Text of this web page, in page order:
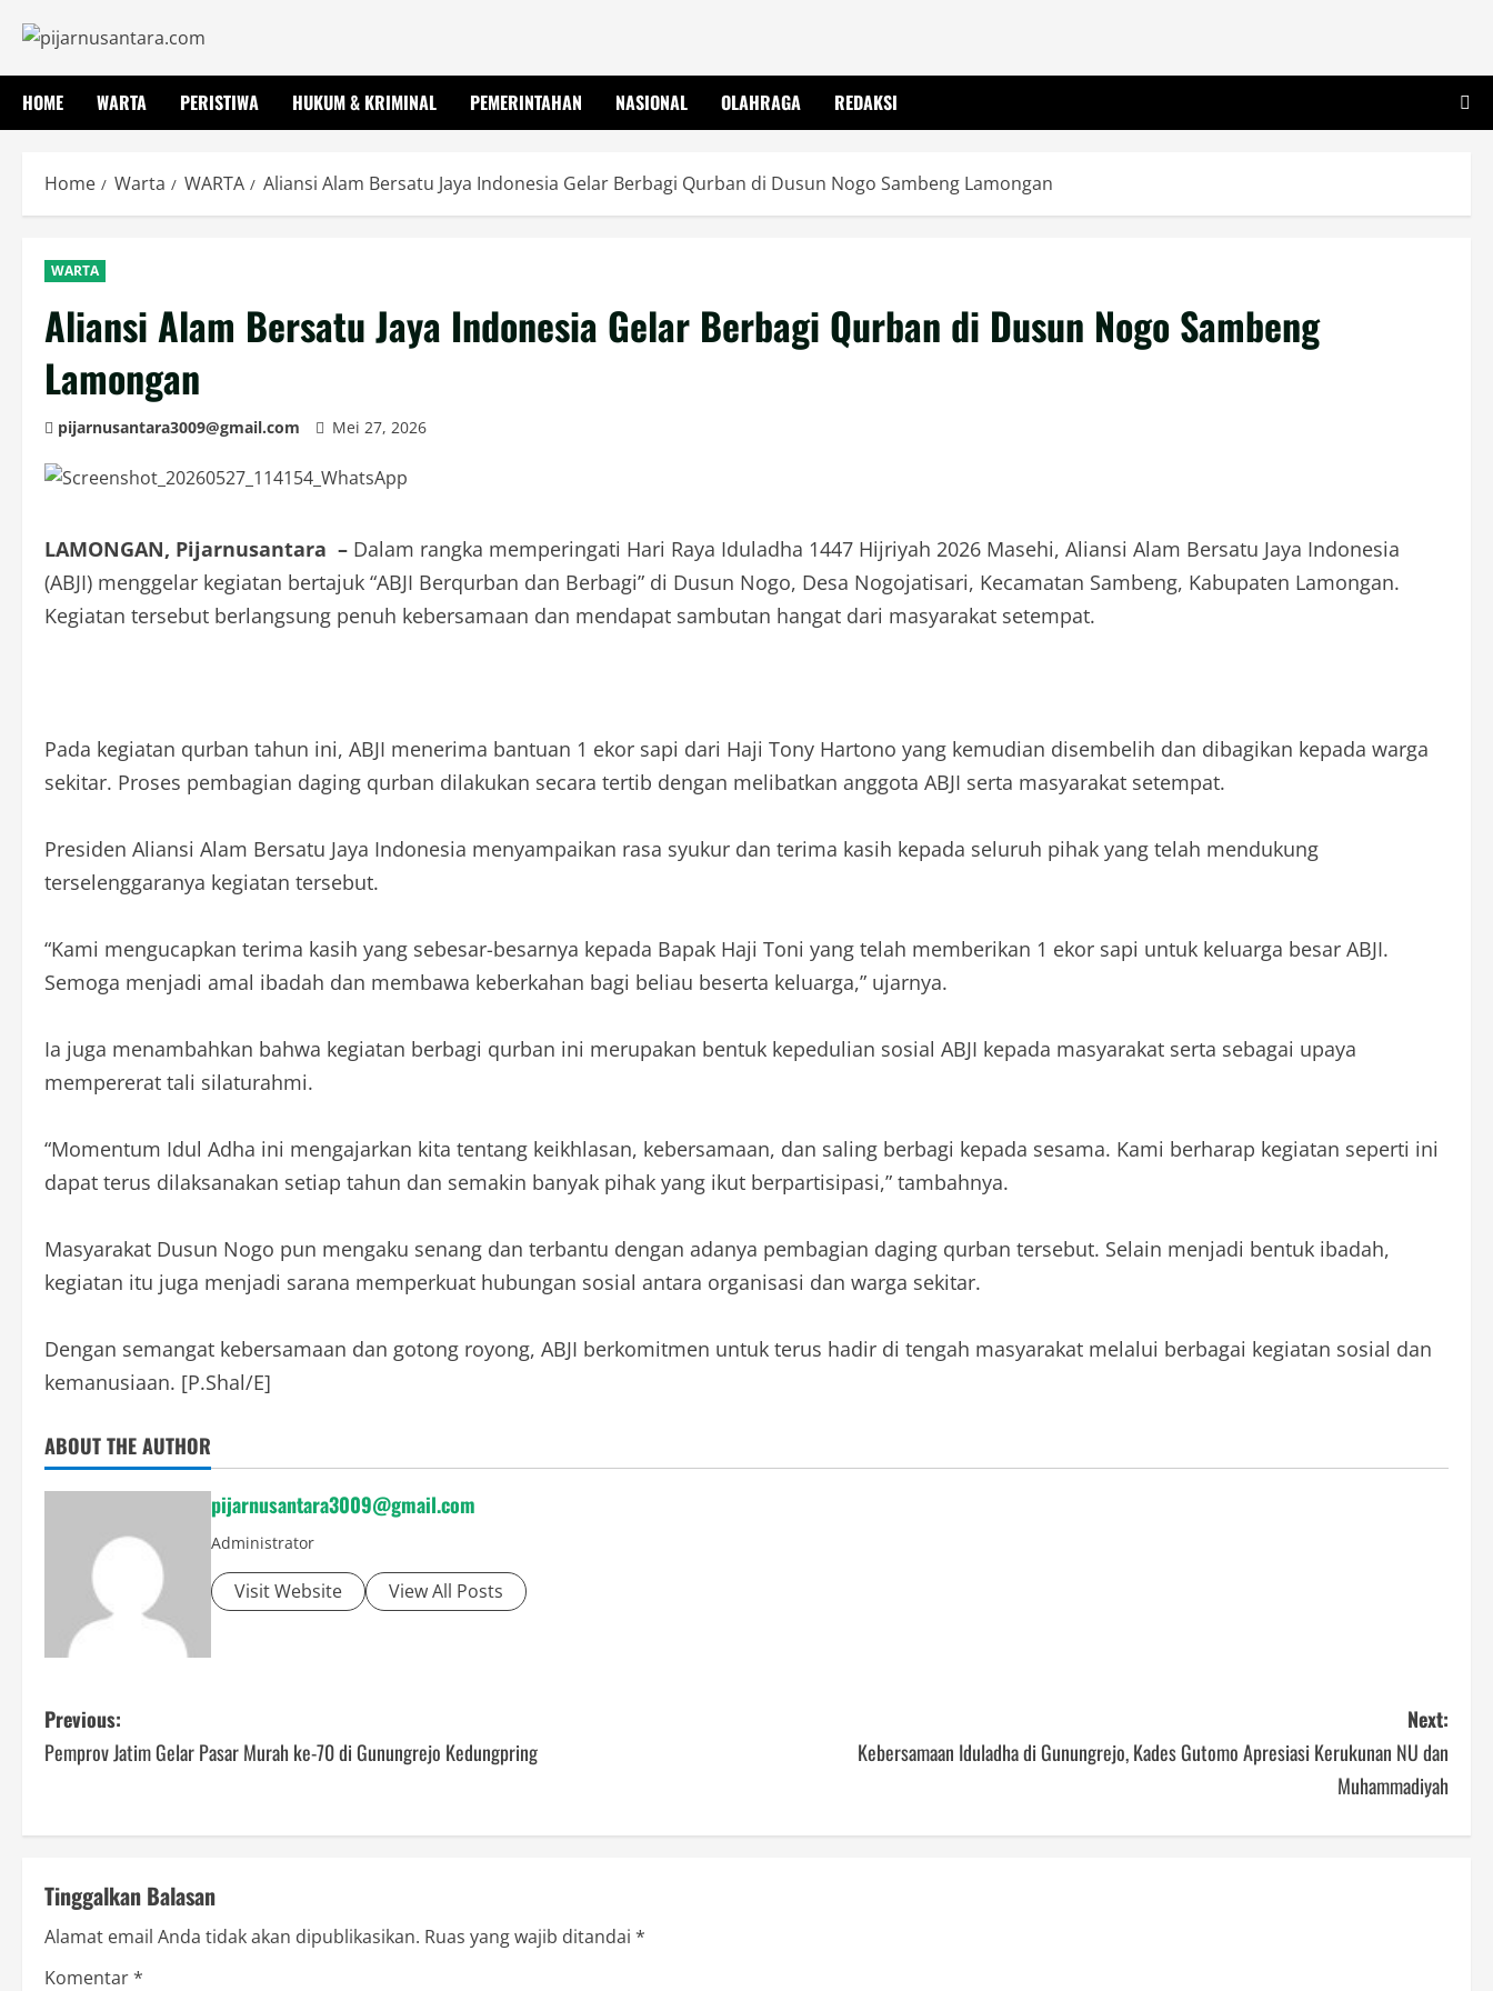
content
HOME WARTA PERISTIWA HUKUM & KRIMINAL PEMERINTAHAN NASIONAL OLAHRAGA REDAKSI
Home Warta WARTA Aliansi Alam Bersatu Jaya Indonesia Gelar Berbagi Qurban di Dusun Nogo Sambeng Lamongan
WARTA
Aliansi Alam Bersatu Jaya Indonesia Gelar Berbagi Qurban di Dusun Nogo Sambeng
Lamongan
pijarnusantara3009@gmail.com Mei 27, 2026
LAMONGAN, Pijarnusantara – Dalam rangka memperingati Hari Raya Iduladha 1447 Hijriyah 2026 Masehi, Aliansi Alam Bersatu Jaya Indonesia
(ABJI) menggelar kegiatan bertajuk “ABJI Berqurban dan Berbagi” di Dusun Nogo, Desa Nogojatisari, Kecamatan Sambeng, Kabupaten Lamongan.
Kegiatan tersebut berlangsung penuh kebersamaan dan mendapat sambutan hangat dari masyarakat setempat.
Pada kegiatan qurban tahun ini, ABJI menerima bantuan 1 ekor sapi dari Haji Tony Hartono yang kemudian disembelih dan dibagikan kepada warga
sekitar. Proses pembagian daging qurban dilakukan secara tertib dengan melibatkan anggota ABJI serta masyarakat setempat.
Presiden Aliansi Alam Bersatu Jaya Indonesia menyampaikan rasa syukur dan terima kasih kepada seluruh pihak yang telah mendukung
terselenggaranya kegiatan tersebut.
“Kami mengucapkan terima kasih yang sebesar-besarnya kepada Bapak Haji Toni yang telah memberikan 1 ekor sapi untuk keluarga besar ABJI.
Semoga menjadi amal ibadah dan membawa keberkahan bagi beliau beserta keluarga,” ujarnya.
Ia juga menambahkan bahwa kegiatan berbagi qurban ini merupakan bentuk kepedulian sosial ABJI kepada masyarakat serta sebagai upaya
mempererat tali silaturahmi.
“Momentum Idul Adha ini mengajarkan kita tentang keikhlasan, kebersamaan, dan saling berbagi kepada sesama. Kami berharap kegiatan seperti ini
dapat terus dilaksanakan setiap tahun dan semakin banyak pihak yang ikut berpartisipasi,” tambahnya.
Masyarakat Dusun Nogo pun mengaku senang dan terbantu dengan adanya pembagian daging qurban tersebut. Selain menjadi bentuk ibadah,
kegiatan itu juga menjadi sarana memperkuat hubungan sosial antara organisasi dan warga sekitar.
Dengan semangat kebersamaan dan gotong royong, ABJI berkomitmen untuk terus hadir di tengah masyarakat melalui berbagai kegiatan sosial dan
kemanusiaan. [P.Shal/E]
ABOUT THE AUTHOR
pijarnusantara3009@gmail.com
Administrator
Visit Website View All Posts
P
o
n
a
Previous:
Pemprov Jatim Gelar Pasar Murah ke-70 di Gunungrejo Kedungpring
Next:
Kebersamaan Iduladha di Gunungrejo, Kades Gutomo Apresiasi Kerukunan NU dan
Muhammadiyah
Tinggalkan Balasan
Alamat email Anda tidak akan dipublikasikan. Ruas yang wajib ditandai *
Komentar*